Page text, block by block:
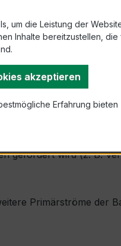
hohe
gefordert wird (z. B.
Primärströme der
um die Leistung der
Inhalte bereitzustellen, die
akzeptieren
Erfahrung bieten